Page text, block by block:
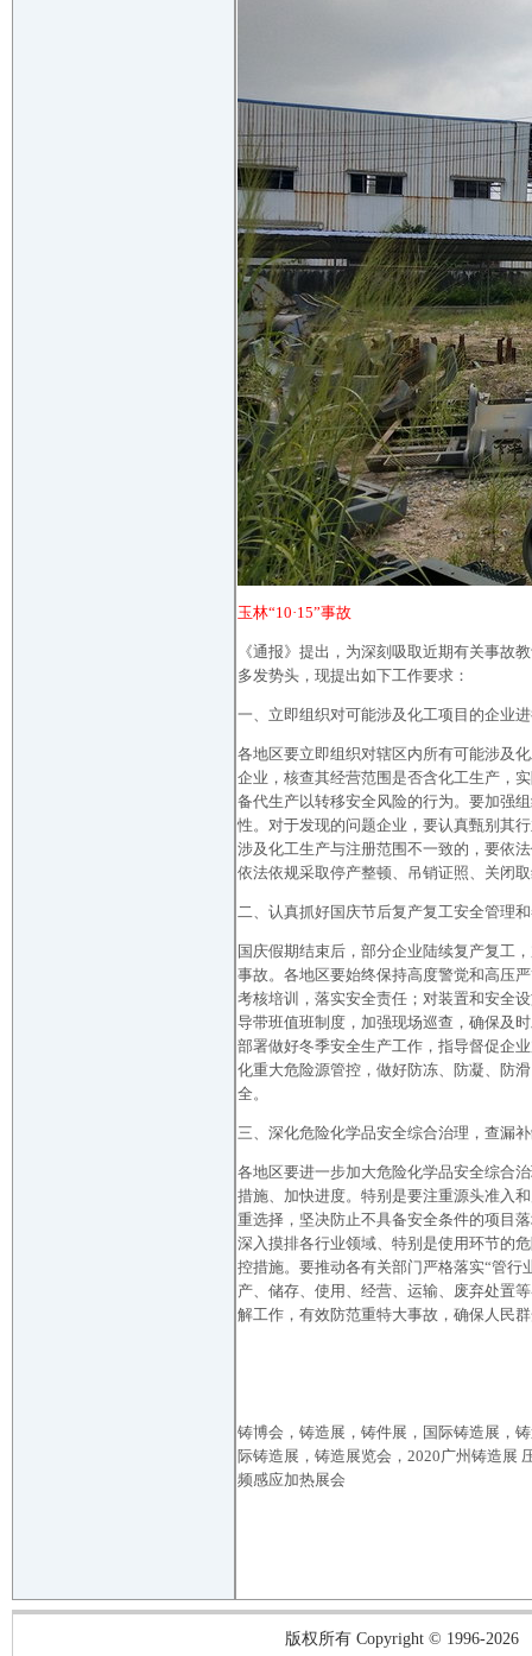
玉林“10·15”事故
《通报》提出，为深刻吸取近期有关事故
多发势头，现提出如下工作要求：
一、立即组织对可能涉及化工项目的企业
各地区要立即组织对辖区内所有可能涉及
企业，核查其经营范围是否含化工生产，
备代生产以转移安全风险的行为。要加强
性。对于发现的问题企业，要认真甄别其
涉及化工生产与注册范围不一致的，要依
依法依规采取停产整顿、吊销证照、关闭
二、认真抓好国庆节后复产复工安全管理
国庆假期结束后，部分企业陆续复产复工
事故。各地区要始终保持高度警觉和高压
考核培训，落实安全责任；对装置和安全
导带班值班制度，加强现场巡查，确保及
部署做好冬季安全生产工作，指导督促企
化重大危险源管控，做好防冻、防凝、防
全。
三、深化危险化学品安全综合治理，查漏
各地区要进一步加大危险化学品安全综合
措施、加快进度。特别是要注重源头准入
重选择，坚决防止不具备安全条件的项目
深入摸排各行业领域、特别是使用环节的
控措施。要推动各有关部门严格落实“管
产、储存、使用、经营、运输、废弃处置
解工作，有效防范重特大事故，确保人民
铸博会， 铸造展，铸件展，国际铸造展，
际铸造展，铸造展览会， 2020广州铸造展
频感应加热展会
版权所有 Copyright © 1996-2026